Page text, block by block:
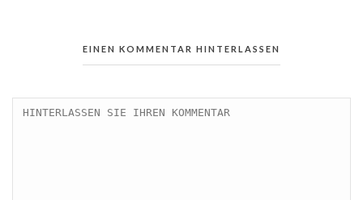
EINEN KOMMENTAR HINTERLASSEN